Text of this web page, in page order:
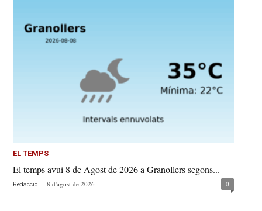
EL TEMPS
El temps avui 8 de Agost de 2026 a Granollers segons...
Redacció - 8 d'agost de 2026 0